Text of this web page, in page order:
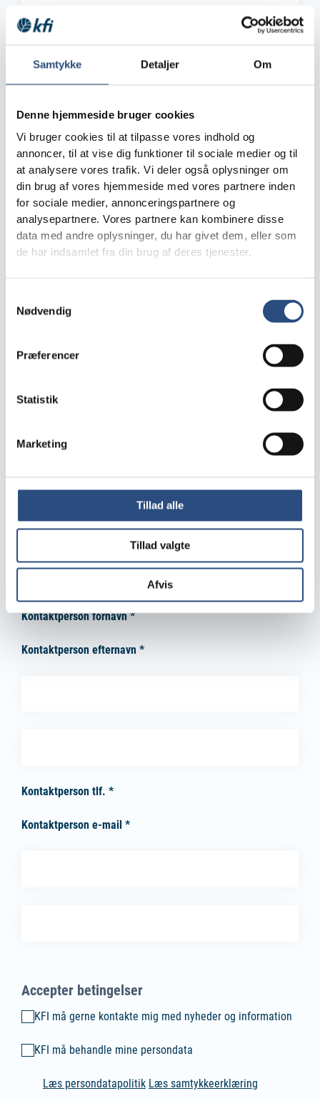
Samtykke Detaljer Om
Denne hjemmeside bruger cookies
Vi bruger cookies til at tilpasse vores indhold og
annoncer, til at vise dig funktioner til sociale medier og til
at analysere vores trafik. Vi deler også oplysninger om
din brug af vores hjemmeside med vores partnere inden
for sociale medier, annonceringspartnere og
analysepartnere. Vores partnere kan kombinere disse
data med andre oplysninger, du har givet dem, eller som
de har indsamlet fra din brug af deres tjenester.
Nødvendig
Præferencer
Statistik
Marketing
Tillad alle
Tillad valgte
Afvis
By *
Tlf.*
(påkrævet)
By*
(påkrævet)
Kæde*
(påkrævet)
MENY
Min Købmand
Butikkens adresse
Omsætning*
(påkrævet)
Kontaktperson fornavn *
Kontaktperson efternavn *
Kontaktperson tlf. *
Kontaktperson e-mail *
Accepter betingelser
KFI må gerne kontakte mig med nyheder og information
KFI må gerne kontakte mig med nyheder og information
KFI må behandle mine persondata
KFI må behandle mine persondata
Læs persondatapolitik Læs samtykkeerklæring